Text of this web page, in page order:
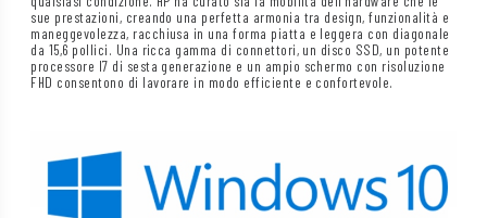
sue prestazioni, creando una perfetta armonia tra design, funzionalità e
maneggevolezza, racchiusa in una forma piatta e leggera con diagonale
da 15,6 pollici. Una ricca gamma di connettori, un disco SSD, un potente
processore I7 di sesta generazione e un ampio schermo con risoluzione
FHD consentono di lavorare in modo efficiente e confortevole.